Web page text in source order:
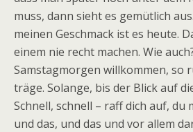
muss, dann sieht es gemütlich
meinen Geschmack ist es heute.
einem nie recht machen. Wie
Samstagmorgen willkommen, so
träge. Solange, bis der Blick auf
Schnell, schnell – raff dich auf, du
und das, und das und vor allem